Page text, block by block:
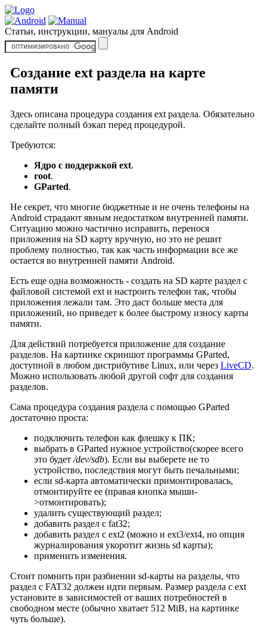
Статьи, инструкции, мануалы для Android
Создание ext раздела на карте
памяти
Здесь описана процедура создания ext раздела. Обязательно
сделайте полный бэкап перед процедурой.
Требуются:
Ядро с поддержкой ext.
root.
GParted.
Не секрет, что многие бюджетные и не очень телефоны на
Android страдают явным недостатком внутренней памяти.
Ситуацию можно частично исправить, перенося
приложения на SD карту вручную, но это не решит
проблему полностью, так как часть информации все же
остается во внутренней памяти Android.
Есть еще одна возможность - создать на SD карте раздел с
файловой системой ext и настроить телефон так, чтобы
приложения лежали там. Это даст больше места для
приложений, но приведет к более быстрому износу карты
памяти.
Для действий потребуется приложение для создание
разделов. На картинке скриншот программы GParted,
доступной в любом дистрибутиве Linux, или через LiveCD.
Можно использовать любой другой софт для создания
разделов.
Сама процедура создания раздела с помощью GParted
достаточно проста:
подключить телефон как флешку к ПК;
выбрать в GParted нужное устройство(скорее всего
это будет /dev/sdb). Если вы выберете не то
устройство, последствия могут быть печальными;
если sd-карта автоматически примонтировалась,
отмонтируйте ее (правая кнопка мыши-
>отмонтировать);
удалить существующий раздел;
добавить раздел с fat32;
добавить раздел с ext2 (можно и ext3/ext4, но опция
журналирования укоротит жизнь sd карты);
применить изменения.
Стоит помнить при разбиении sd-карты на разделы, что
раздел с FAT32 должен идти первым. Размер раздела с ext
установите в зависимостей от ваших потребностей в
свободном месте (обычно хватает 512 MiB, на картинке
чуть больше).